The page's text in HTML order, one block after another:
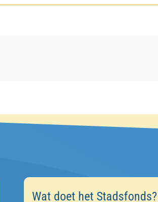
Wat doet het Stadsfonds?